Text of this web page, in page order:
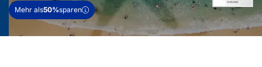
Mehr als50%sparen